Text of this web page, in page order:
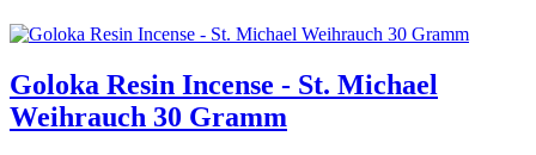
Goloka Resin Incense - St. Michael
Weihrauch 30 Gramm